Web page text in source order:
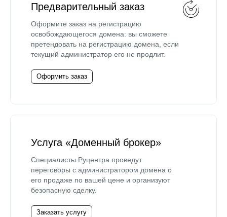
Предварительный заказ
Оформите заказ на регистрацию
освобождающегося домена: вы сможете
претендовать на регистрацию домена, если
текущий администратор его не продлит.
Оформить заказ
Услуга «Доменный брокер»
Специалисты Руцентра проведут
переговоры с администратором домена о
его продаже по вашей цене и организуют
безопасную сделку.
Заказать услугу